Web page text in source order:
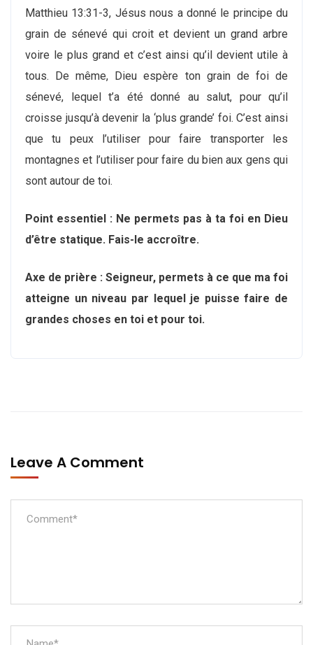
Matthieu 13:31-3, Jésus nous a donné le principe du
grain de sénevé qui croit et devient un grand arbre
voire le plus grand et c’est ainsi qu’il devient utile à
tous. De même, Dieu espère ton grain de foi de
sénevé, lequel t’a été donné au salut, pour qu’il
croisse jusqu’à devenir la ‘plus grande’ foi. C’est ainsi
que tu peux l’utiliser pour faire transporter les
montagnes et l’utiliser pour faire du bien aux gens qui
sont autour de toi.
Point essentiel : Ne permets pas à ta foi en Dieu
d’être statique. Fais-le accroître.
Axe de prière : Seigneur, permets à ce que ma foi
atteigne un niveau par lequel je puisse faire de
grandes choses en toi et pour toi.
Leave A Comment